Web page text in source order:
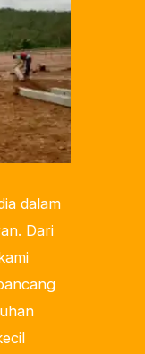
dalam
Dari